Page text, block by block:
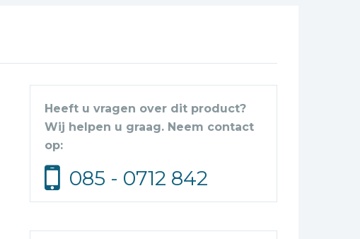
Heeft u vragen over dit product?
Wij helpen u graag. Neem contact
op:
085 - 0712 842